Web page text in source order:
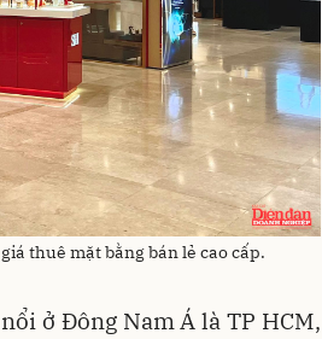
thuê mặt bằng bán lẻ cao cấp.
ở Đông Nam Á là TP HCM,